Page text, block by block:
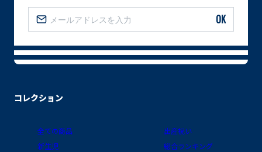
コレクション
全ての商品
新生児
出産祝い
総合ランキング
OK